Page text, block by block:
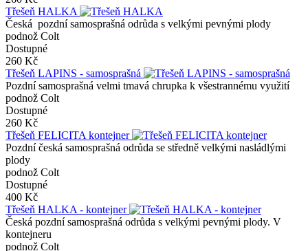
Třešeň HALKA
Česká pozdní samosprašná odrůda s velkými pevnými plody
podnož Colt
Dostupné
260 Kč
Třešeň LAPINS - samosprašná
Pozdní samosprašná velmi tmavá chrupka k všestrannému využití
podnož Colt
Dostupné
260 Kč
Třešeň FELICITA kontejner
Pozdní česká samosprašná odrůda se středně velkými nasládlými
plody
podnož Colt
Dostupné
400 Kč
Třešeň HALKA - kontejner
Česká pozdní samosprašná odrůda s velkými pevnými plody. V
kontejneru
podnož Colt